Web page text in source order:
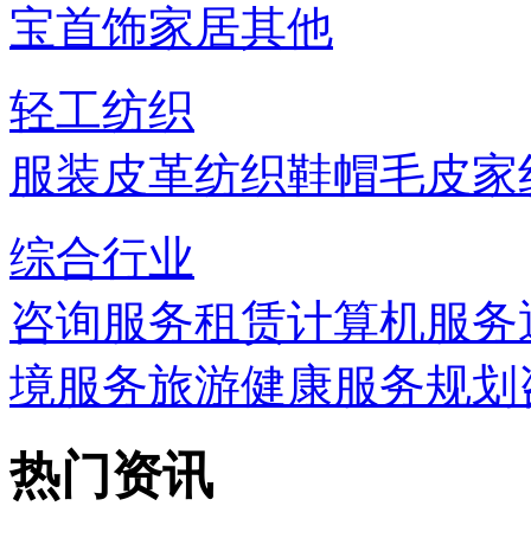
宝首饰家居其他
轻工纺织
服装皮革纺织鞋帽毛皮家
综合行业
咨询服务租赁计算机服务
境服务旅游健康服务规划
热门资讯